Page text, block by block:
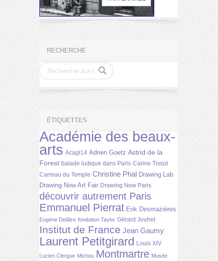
RECHERCHE
ÉTIQUETTES
Académie des beaux-
arts Acagl14 Adrien Goetz Astrid de la
Forest balade ludique dans Paris Carine Tissot
Carreau du Temple Christine Phal Drawing Lab
Drawing Now Art Fair Drawing Now Paris
découvrir autrement Paris
Emmanuel Pierrat Erik Desmazières
Eugène Delâtre fondation Taylor Gérard Jouhet
Institut de France Jean Gaumy
Laurent Petitgirard Louis XIV
Lucien Clergue Michou Montmartre Musée